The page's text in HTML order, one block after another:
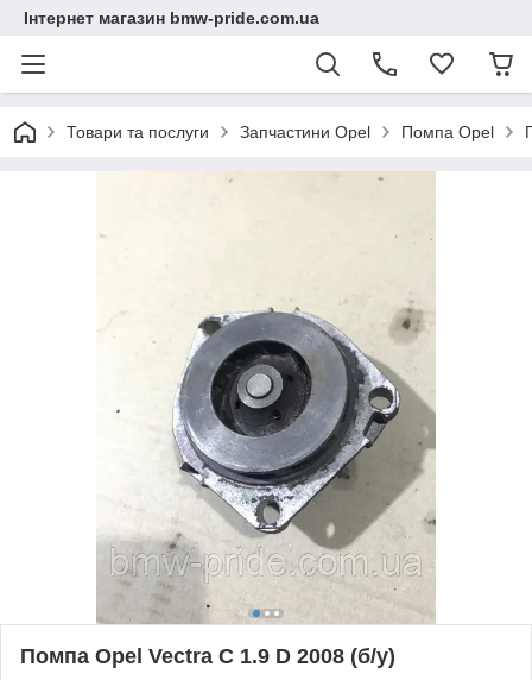
Інтернет магазин bmw-pride.com.ua
Товари та послуги Запчастини Opel Помпа Opel
Помпа Opel Vectra C 1.9 D 2008 (б/у)